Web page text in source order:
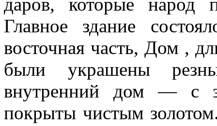
даров, которые
Главное здание
восточная часть, Дом ,
были украшены
внутренний дом — с
покрыты чистым